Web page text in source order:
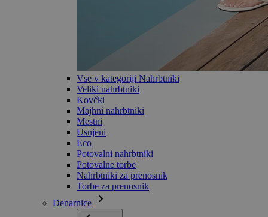
Vse v kategoriji Nahrbtniki
Veliki nahrbtniki
Kovčki
Majhni nahrbtniki
Mestni
Usnjeni
Eco
Potovalni nahrbtniki
Potovalne torbe
Nahrbtniki za prenosnik
Torbe za prenosnik
Denarnice